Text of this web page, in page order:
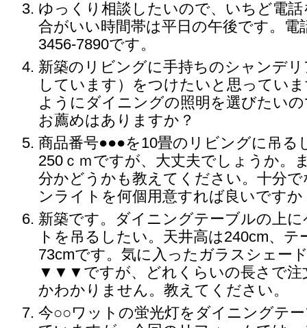
ゆっくり相談したいので、いちど電
合がいい時間帯は平日の午後です。
3456-7890です。
新築のリビングに手持ちのシャンデ
しています）をつけたいと思ってい
ようにダイニングの照明を選びたい
お薦めはありますか？
商品番号●●●を10畳のリビングに吊る
250ｃｍですが、大丈夫でしょうか。
分かどうかも教えてください。十分
ンライトを何個用意すれば良いですか
新築です。ダイニングテーブルの上
トを吊るしたい。天井高は240cm、
73cmです。気に入ったガラスシェ
▼▼▼ですが、どれくらいの長さで注
かわかりません。教えてください。
今○○ワットの蛍光灯をダイニングテ